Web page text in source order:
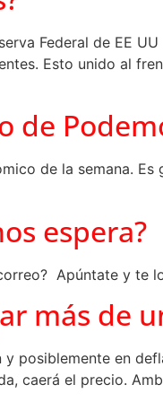
Federal de EE
Esto unido al
de
de la semana.
espera?
Apúntate y te
más de
posiblemente en
caerá el precio.